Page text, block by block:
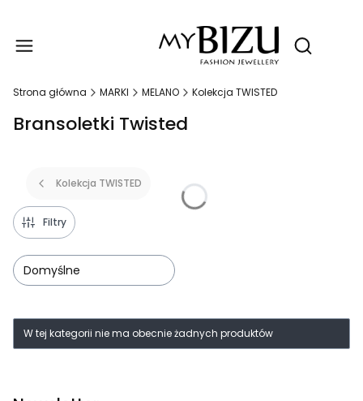
Otwórz
Strona główna MARKI MELANO Kolekcja TWISTED
Bransoletki Twisted
Kolekcja TWISTED
Filtry
Domyślne
Lista produktów
W tej kategorii nie ma obecnie żadnych produktów